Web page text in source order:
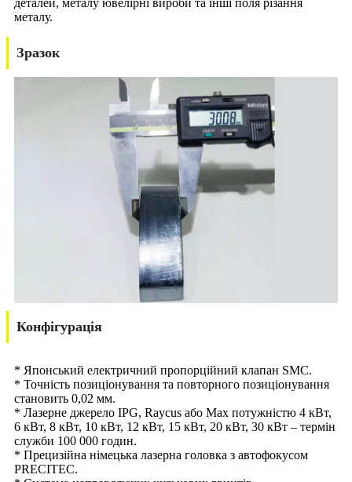
металу.
Зразок
Конфігурація
* Японський електричний пропорційний клапан SMC.
* Точність позиціонування та повторного позиціонування
становить 0,02 мм.
* Лазерне джерело IPG, Raycus або Max потужністю 4 кВт,
6 кВт, 8 кВт, 10 кВт, 12 кВт, 15 кВт, 20 кВт, 30 кВт – термін
служби 100 000 годин.
* Прецизійна німецька лазерна головка з автофокусом
PRECITEC.